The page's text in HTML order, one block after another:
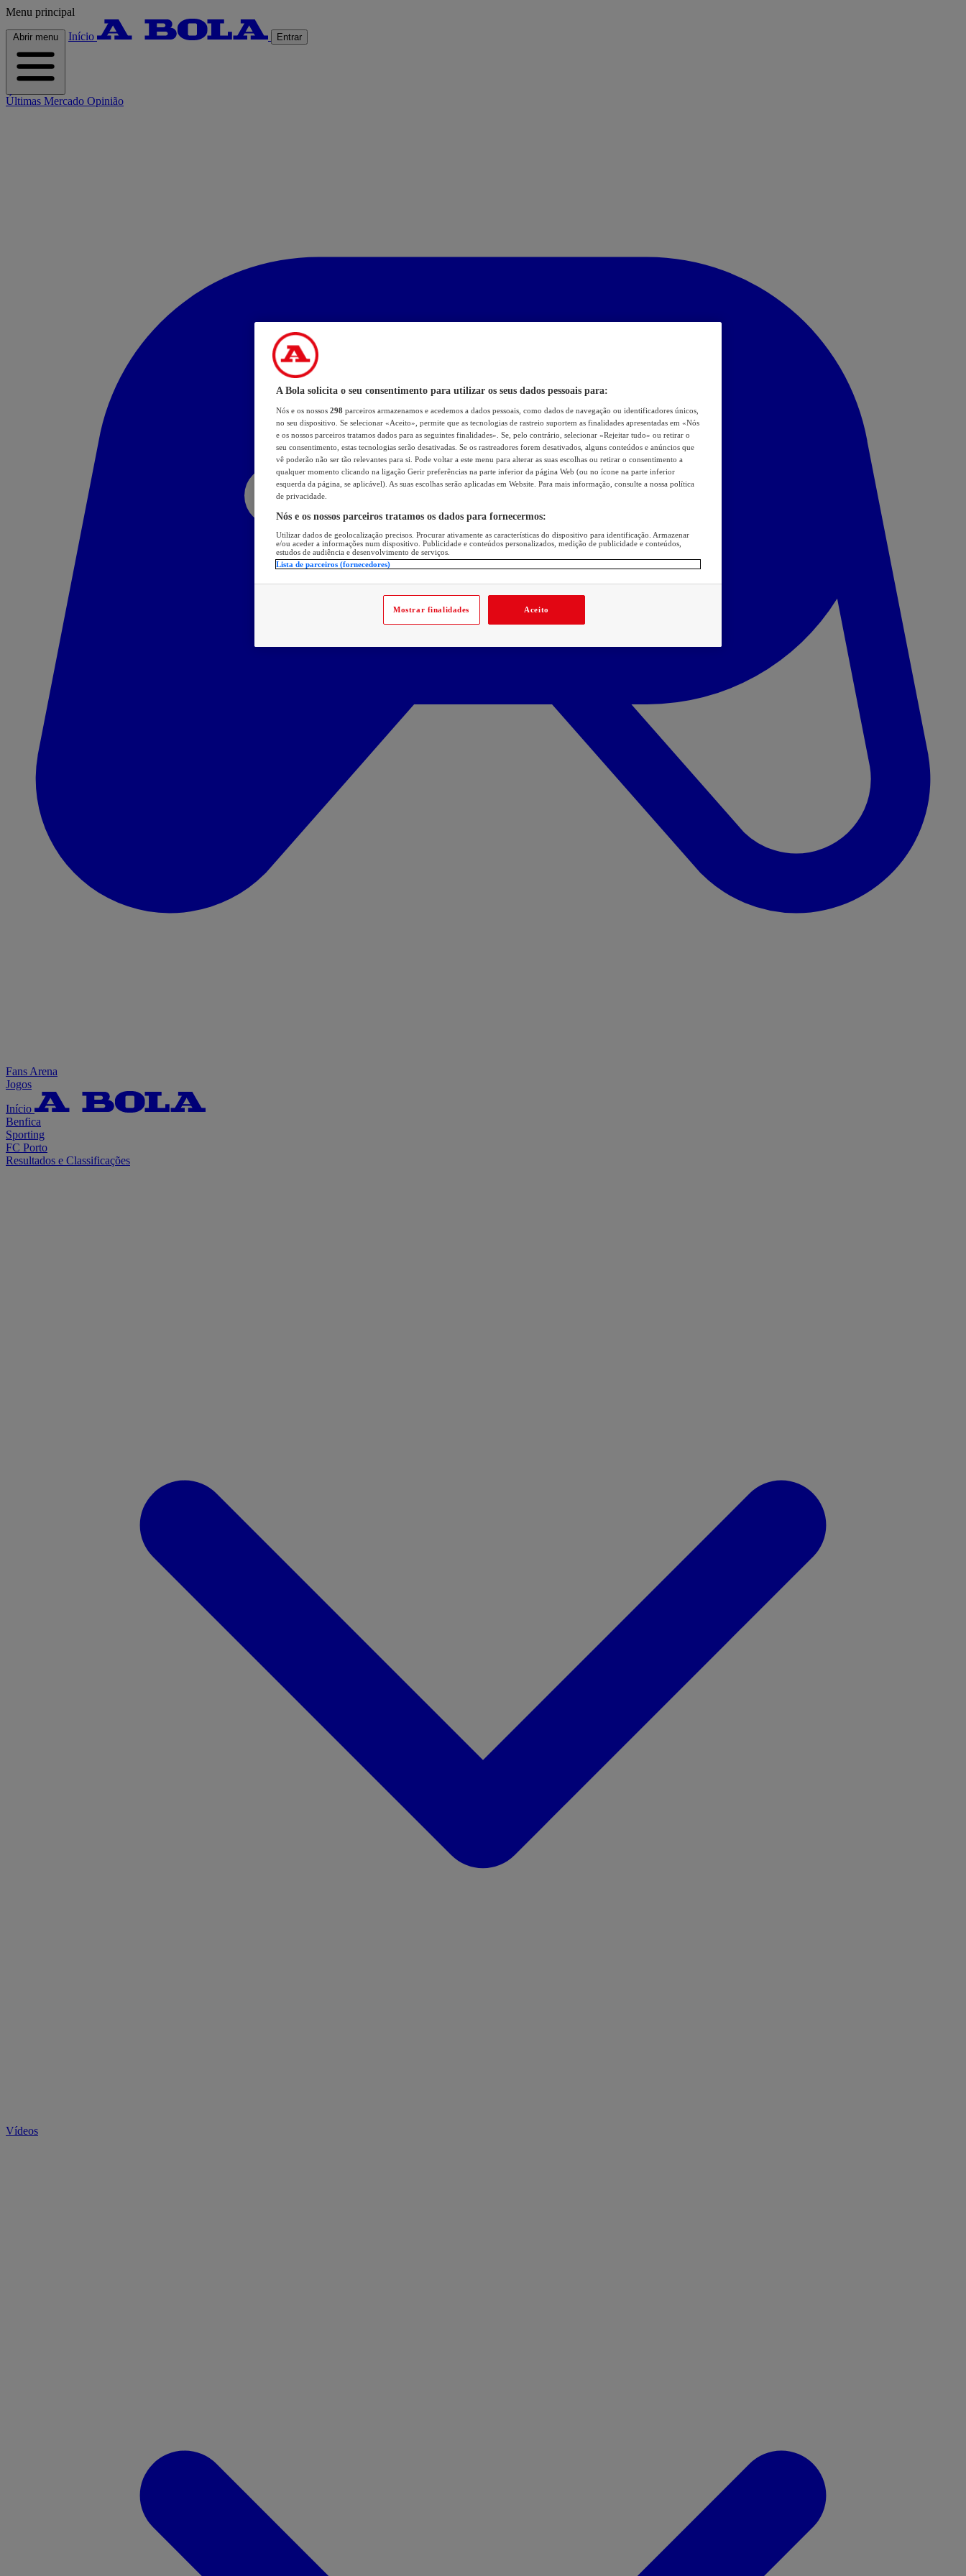
Menu principal
Abrir menu Início Entrar
Últimas Mercado Opinião
Fans Arena
Jogos
Início
Benfica
Sporting
FC Porto
Resultados e Classificações
Vídeos
A Bola solicita o seu consentimento para utilizar os seus dados pessoais para:
Nós e os nossos 298 parceiros armazenamos e acedemos a dados pessoais, como dados de navegação ou identificadores únicos,
no seu dispositivo. Se selecionar «Aceito», permite que as tecnologias de rastreio suportem as finalidades apresentadas em «Nós
e os nossos parceiros tratamos dados para as seguintes finalidades». Se, pelo contrário, selecionar «Rejeitar tudo» ou retirar o
seu consentimento, estas tecnologias serão desativadas. Se os rastreadores forem desativados, alguns conteúdos e anúncios que
vê poderão não ser tão relevantes para si. Pode voltar a este menu para alterar as suas escolhas ou retirar o consentimento a
qualquer momento clicando na ligação Gerir preferências na parte inferior da página Web (ou no ícone na parte inferior
esquerda da página, se aplicável). As suas escolhas serão aplicadas em Website. Para mais informação, consulte a nossa política
de privacidade.
Nós e os nossos parceiros tratamos os dados para fornecermos:
Utilizar dados de geolocalização precisos. Procurar ativamente as características do dispositivo para identificação. Armazenar
e/ou aceder a informações num dispositivo. Publicidade e conteúdos personalizados, medição de publicidade e conteúdos,
estudos de audiência e desenvolvimento de serviços.
Lista de parceiros (fornecedores)
Mostrar finalidades Aceito